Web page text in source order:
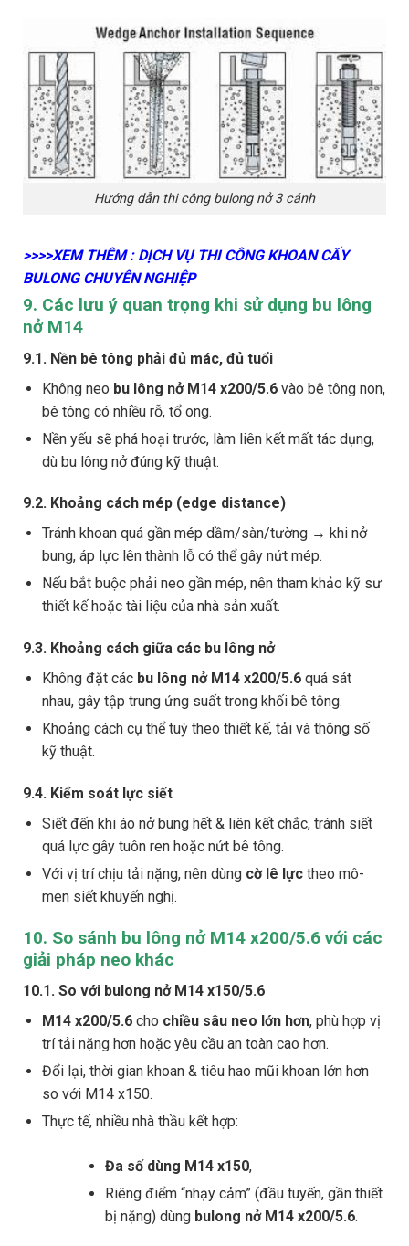
Hướng dẫn thi công bulong nở 3 cánh
>>>>XEM THÊM : DỊCH VỤ THI CÔNG KHOAN CẤY
BULONG CHUYÊN NGHIỆP
9. Các lưu ý quan trọng khi sử dụng bu lông
nở M14
9.1. Nền bê tông phải đủ mác, đủ tuổi
Không neo bu lông nở M14 x200/5.6vào bê tông non,
bê tông có nhiều rỗ, tổ ong.
Nền yếu sẽ phá hoại trước, làm liên kết mất tác dụng,
dù bu lông nở đúng kỹ thuật.
9.2. Khoảng cách mép (edge distance)
Tránh khoan quá gần mép dầm/sàn/tường → khi nở
bung, áp lực lên thành lỗ có thể gây nứt mép.
Nếu bắt buộc phải neo gần mép, nên tham khảo kỹ sư
thiết kế hoặc tài liệu của nhà sản xuất.
9.3. Khoảng cách giữa các bu lông nở
Không đặt các bu lông nở M14 x200/5.6quá sát
nhau, gây tập trung ứng suất trong khối bê tông.
Khoảng cách cụ thể tuỳ theo thiết kế, tải và thông số
kỹ thuật.
9.4. Kiểm soát lực siết
Siết đến khi áo nở bung hết & liên kết chắc, tránh siết
quá lực gây tuôn ren hoặc nứt bê tông.
Với vị trí chịu tải nặng, nên dùng cờ lê lựctheo mô-
men siết khuyến nghị.
10. So sánh bu lông nở M14 x200/5.6 với các
giải pháp neo khác
10.1. So với bulong nở M14 x150/5.6
M14 x200/5.6cho chiều sâu neo lớn hơn, phù hợp vị
trí tải nặng hơn hoặc yêu cầu an toàn cao hơn.
Đổi lại, thời gian khoan & tiêu hao mũi khoan lớn hơn
so với M14 x150.
Thực tế, nhiều nhà thầu kết hợp:
Đa số dùng M14 x150,
Riêng điểm “nhạy cảm” (đầu tuyến, gần thiết
bị nặng) dùng bulong nở M14 x200/5.6.